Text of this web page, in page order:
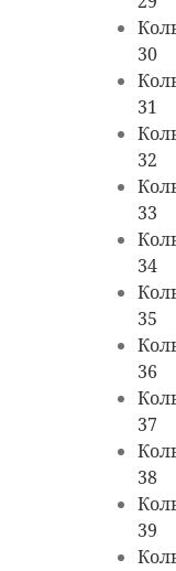
30
31
32
33
34
35
36
37
38
39